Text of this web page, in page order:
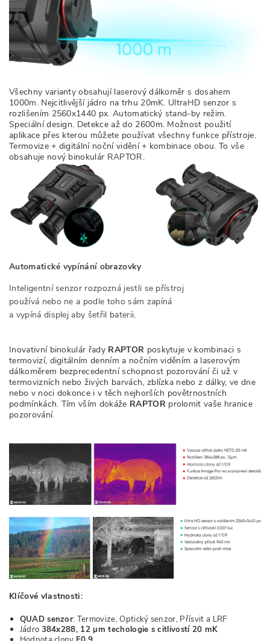
Všechny varianty obsahují laserový dálkoměr s dosahem
1000m. Nejcitlivější jádro na trhu 20mK. UltraHD senzor s
rozlišením 2560x1440 px. Automatický stand-by režim.
Speciální design. Detekce až do 2600m. Možnost použití
aplikace přes kterou můžete používat všechny funkce přístroje.
Termovize + digitální noční vidění + kombinace obou. To vše
obsahuje nový binokulár RAPTOR.
Automatické vypínání obrazovky
Inteligentní senzor rozpozná jestli se přístroj
používá nebo ne a podle toho sám zapíná
a vypíná displej aby šetřil baterii.
Inovativní binokulár řady RAPTOR poskytuje v kombinaci s
termovizí, digitálním denním a nočním viděním a laserovým
dálkoměrem bezprecedentní schopnost pozorování či už v
termovizních nebo živých barvách, zblízka nebo z dálky, ve dne
nebo v noci dokonce i v těch nejhorších povětrnostních
podmínkách. Tím vším dokáže RAPTOR prolomit vaše hranice
pozorování.
Klíčové vlastnosti:
QUAD senzor: Termovize, Optický senzor, Přísvit a LRF
Jádro 384x288, 12µm techologie s citlivostí 20 mK